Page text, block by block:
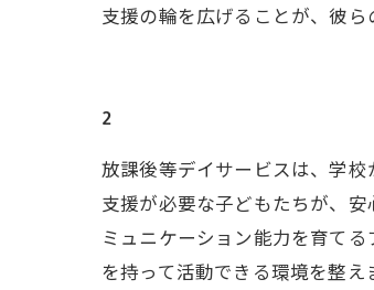
支援の輪を広げることが、彼
2
放課後等デイサービスは、学
支援が必要な子どもたちが、
ミュニケーション能力を育て
を持って活動できる環境を整